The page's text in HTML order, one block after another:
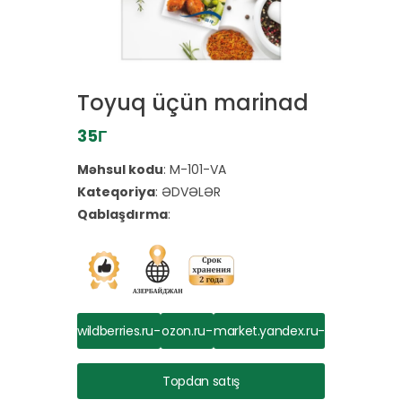
Toyuq üçün marinad
35Г
Məhsul kodu: M-101-VA
Kateqoriya: ƏDVƏLƏR
Qablaşdırma:
wildberries.ru-
dən al
ozon.ru-
dən al
market.yandex.ru-
dən al
Topdan satış